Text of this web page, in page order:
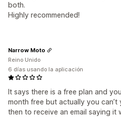
both.
Highly recommended!
It says there is a free plan and
month free but actually you
then to receive an email saying it
Narrow Moto
Reino Unido
6 días usando la aplicación